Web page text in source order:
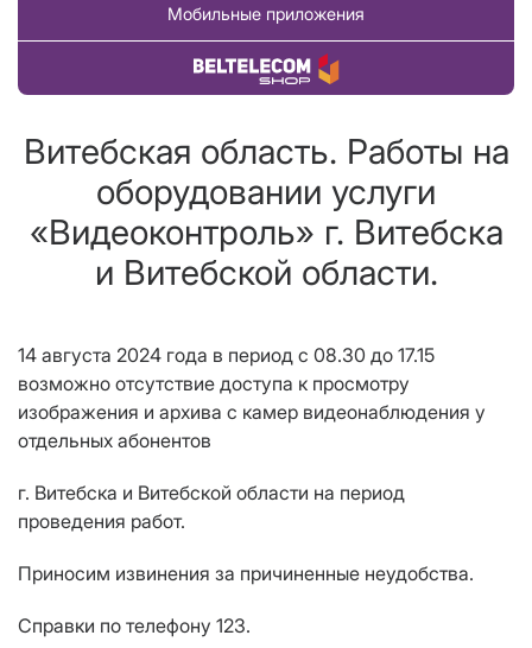
Мобильные приложения
Купить товар
Витебская область. Работы на
оборудовании услуги
«Видеоконтроль» г. Витебска
и Витебской области.
14 августа 2024 года в период с 08.30 до 17.15
возможно отсутствие доступа к просмотру
изображения и архива с камер видеонаблюдения у
отдельных абонентов
г. Витебска и Витебской области на период
проведения работ.
Приносим извинения за причиненные неудобства.
Справки по телефону 123.